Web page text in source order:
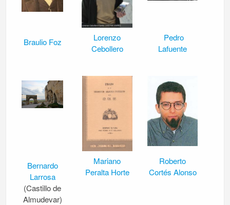
Braulio Foz
Lorenzo
Cebollero
Pedro
Lafuente
Bernardo
Larrosa
(Castillo de
Almudevar)
Mariano
Peralta Horte
Roberto
Cortés Alonso